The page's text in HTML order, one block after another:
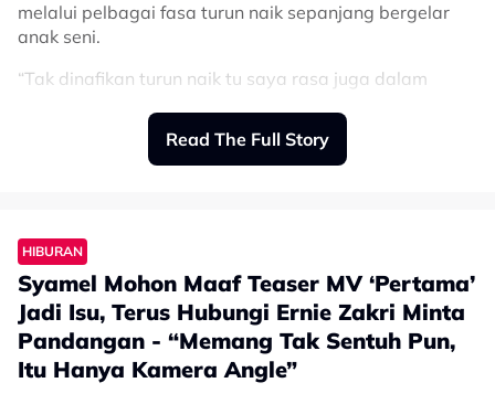
melalui pelbagai fasa turun naik sepanjang bergelar
anak seni.
“Tak dinafikan turun naik tu saya rasa juga dalam
masa terlalu ‘down’.
“Tapi akhirnya bila saya balik, saya tahu bukan pasal
“Ada satu fasa saya rasa nak ‘reset everything’. Jadi
benda pertama saya buat adalah reset media sosial,
Instagram saya.
“Saya rasa saya kena mula di suatu tempat untuk
perjalanan yang baharu ini,” ujarnya.
Read The Full Story
HIBURAN
Syamel Mohon Maaf Teaser MV ‘Pertama’
Jadi Isu, Terus Hubungi Ernie Zakri Minta
Pandangan - “Memang Tak Sentuh Pun,
Itu Hanya Kamera Angle”